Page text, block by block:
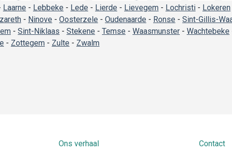
Laarne - Lebbeke - Lede - Lierde - Lievegem - Lochristi - Lokeren
- Ninove - Oosterzele - Oudenaarde - Ronse - Sint-Gillis-
- Sint-Niklaas - Stekene - Temse - Waasmunster - Wachtebeke
- Zottegem - Zulte - Zwalm
Ons verhaal Contact